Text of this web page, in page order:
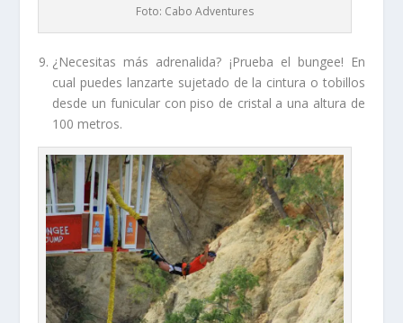
Foto: Cabo Adventures
¿Necesitas más adrenalida? ¡Prueba el bungee! En
cual puedes lanzarte sujetado de la cintura o tobillos
desde un funicular con piso de cristal a una altura de
100 metros.